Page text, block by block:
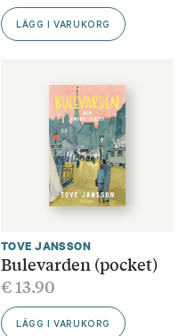
LÄGG I VARUKORG
TOVE JANSSON
Bulevarden (pocket)
€13.90
LÄGG I VARUKORG